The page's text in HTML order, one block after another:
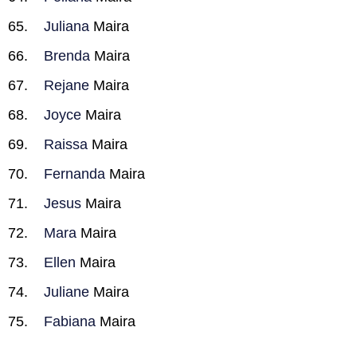
Juliana Maira
Brenda Maira
Rejane Maira
Joyce Maira
Raissa Maira
Fernanda Maira
Jesus Maira
Mara Maira
Ellen Maira
Juliane Maira
Fabiana Maira